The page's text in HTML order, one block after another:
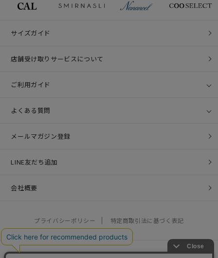
サイズガイド
店舗受け取りサービスについて
ご利用ガイド
よくある質問
メールマガジン登録
LINE友だち追加
会社概要
プライバシーポリシー 特定商取引法に基づく表記